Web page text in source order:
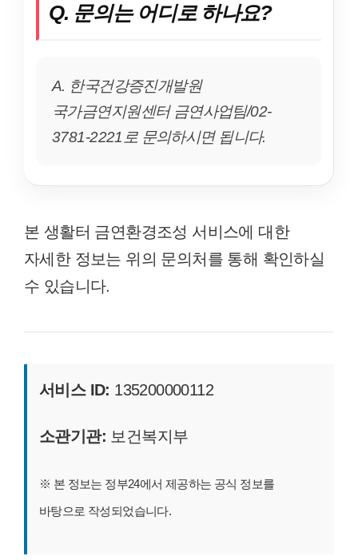
Q. 문의는 어디로 하나요?
A. 한국건강증진개발원
국가금연지원센터 금연사업팀/02-
3781-2221로 문의하시면 됩니다.
본 생활터 금연환경조성 서비스에 대한
자세한 정보는 위의 문의처를 통해 확인하실
수 있습니다.
서비스 ID: 135200000112
소관기관: 보건복지부
※ 본 정보는 정부24에서 제공하는 공식 정보를
바탕으로 작성되었습니다.